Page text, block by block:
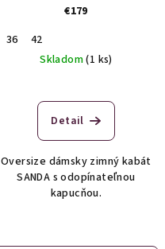
€179
36
42
Skladom(1 ks)
Detail
Oversize dámsky zimný kabát
SANDA s odopínateľnou
kapucňou.